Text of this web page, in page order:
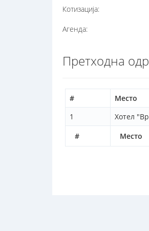
Котизација:
Агенда:
Претходна
# Место
# Место
1 Хотел